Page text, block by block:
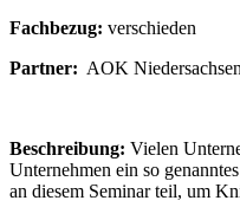
Fachbezug: verschieden
Partner: AOK Niedersachsen
Beschreibung: Vielen
Unternehmen ein so
an diesem Seminar teil, um